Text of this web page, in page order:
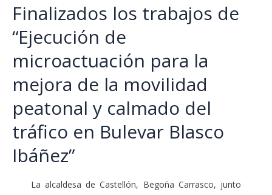
Finalizados los trabajos de
“Ejecución de
microactuación para la
mejora de la movilidad
peatonal y calmado del
tráfico en Bulevar Blasco
Ibáñez”
La alcaldesa de Castellón, Begoña Carrasco, junto